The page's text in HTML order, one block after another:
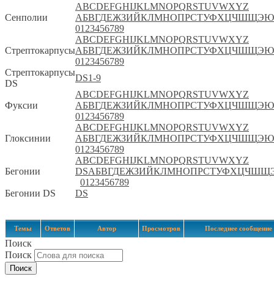
Сенполии
ABCDEFGHIJKLMNOPQRSTUVWXYZ
АБВГДЕЖЗИЙКЛМНОПРСТУФХЦЧШЩЭЮ
01 23456789
Стрептокарпусы
ABCDEFGHIJKLMNOPQRSTUVWXYZ
АБВГДЕЖЗИЙКЛМНОПРСТУФХЦЧШЩЭЮ
01 23456789
Стрептокарпусы
DS
DS1-9
Фуксии
ABCDEFGHIJKLMNOPQRSTUVWXYZ
АБВГДЕЖЗИЙКЛМНОПРСТУФХЦЧШЩЭЮ
01 23456789
Глоксинии
ABCDEFGHIJKLMNOPQRSTUVWXYZ
АБВГДЕЖЗИЙКЛМНОПРСТУФХЦЧШЩЭЮ
01 23456789
Бегонии
ABCDEFGHIJKLMNOPQRSTUVWXYZ
DSАБВГДЕЖЗИЙКЛМНОПРСТУФХЦЧШЩ
01 23456789
Бегонии DS
DS
Темы Ответов Автор Просмотров Последнее сообщение
Поиск
Поиск